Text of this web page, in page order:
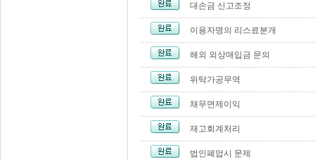
대손금 신고조정
이용자명의 리스료분개
해외 외상매입금 문의
위탁가공무역
채무면제이익
재고회계처리
법인폐업시 문제